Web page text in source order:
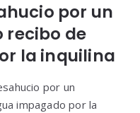
por un
recibo de
la inquilina
por un
impagado por la